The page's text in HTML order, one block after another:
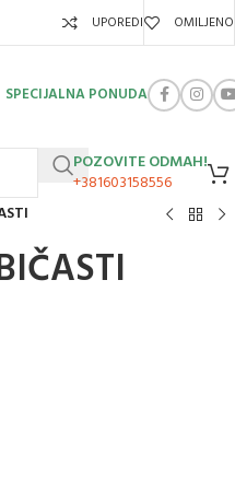
UPOREDI OMILJENO
SPECIJALNA PONUDA
POZOVITE ODMAH!
+381603158556